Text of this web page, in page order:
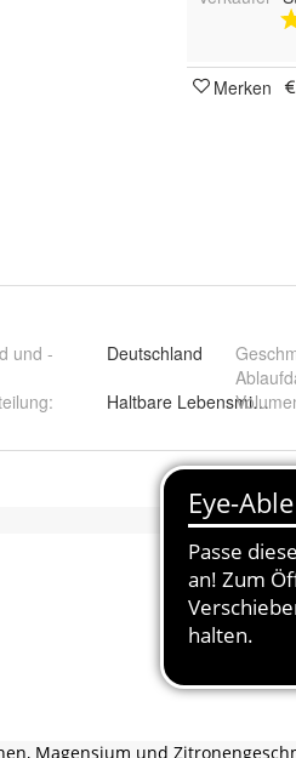
Merken
und -
Deutschland
: Haltbare Lebensmittel